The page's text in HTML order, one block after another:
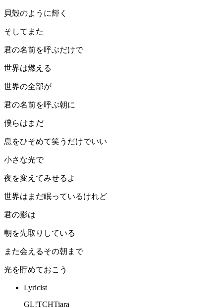
貝殻のように輝く
そしてまた
君の名前を呼ぶだけで
世界は燃える
世界の全部が
君の名前を呼ぶ朝に
僕らはまだ
息をひそめて笑うだけでいい
小さな光で
夜を変えてみせるよ
世界はまだ眠っているけれど
君の影は
朝を先取りしている
また会えるその朝まで
光を貯めておこう
Lyricist
GL!TCHTiara